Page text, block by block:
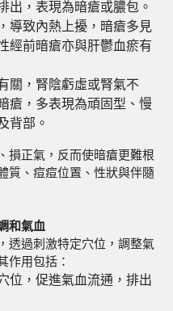
出，表現為暗瘡或膿包。
導致內熱上擾，暗瘡多見
經前暗瘡亦與肝鬱血瘀有
關，腎陰虧虛或腎氣不
瘡，多表現為頑固型、慢
背部。
損正氣，反而使暗瘡更難根
質、痘痘位置、性狀與伴隨
和氣血
透過刺激特定穴位，調整氣
作用包括：
位，促進氣血流通，排出